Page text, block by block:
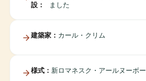
設：
ました
建築家： カール・クリム
様式： 新ロマネスク・アールヌーボー